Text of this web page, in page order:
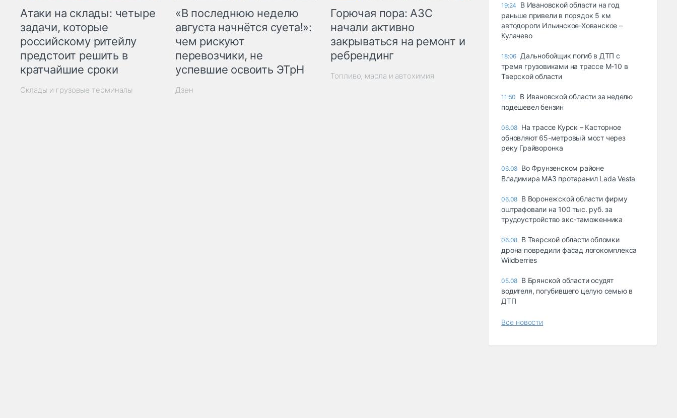
Атаки на склады: четыре
задачи, которые
российскому ритейлу
предстоит решить в
кратчайшие сроки
Склады и грузовые терминалы
«В последнюю неделю
августа начнётся суета!»:
чем рискуют
перевозчики, не
успевшие освоить ЭТрН
Дзен
Горючая пора: АЗС
начали активно
закрываться на ремонт и
ребрендинг
Топливо, масла и автохимия
19:24
В Ивановской области на год
раньше привели в порядок 5 км
автодороги Ильинское-Хованское –
Кулачево
18:06 Дальнобойщик погиб в ДТП с
тремя грузовиками на трассе М-10 в
Тверской области
11:50
В Ивановской области за неделю
подешевел бензин
06.08 На трассе Курск – Касторное
обновляют 65-метровый мост через
реку Грайворонка
06.08 Во Фрунзенском районе
Владимира МАЗ протаранил Lada Vesta
06.08 В Воронежской области фирму
оштрафовали на 100 тыс. руб. за
трудоустройство экс-таможенника
06.08 В Тверской области обломки
дрона повредили фасад логокомплекса
Wildberries
05.08 В Брянской области осудят
водителя, погубившего целую семью в
ДТП
Все новости